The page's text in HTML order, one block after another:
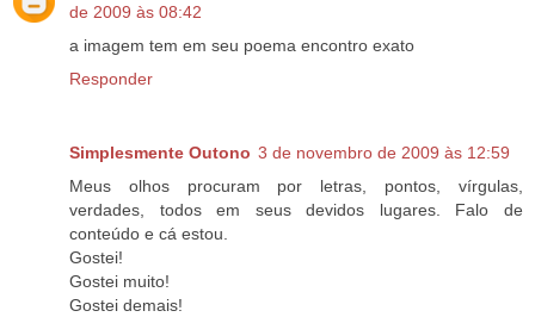
de 2009 às 08:42
a imagem tem em seu poema encontro exato
Responder
Simplesmente Outono 3 de novembro de 2009 às 12:59
Meus olhos procuram por letras, pontos, vírgulas,
verdades, todos em seus devidos lugares. Falo de
conteúdo e cá estou.
Gostei!
Gostei muito!
Gostei demais!